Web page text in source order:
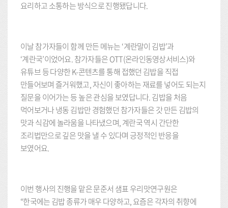
요리하고 소통하는 방식으로 진행됐답니다.
이날 참가자들이 함께 만든 메뉴는 ‘계란말이 김밥’과
‘계란국’이었어요. 참가자들은 OTT(온라인동영상서비스)와
유튜브 등 다양한 K-콘텐츠를 통해 접했던 김밥을 직접
만들어보며 즐거워했고, 자신이 좋아하는 재료를 넣어도 되는지
질문을 이어가는 등 높은 관심을 보였답니다. 김밥을 처음
먹어보거나 냉동 김밥만 경험했던 참가자들은 갓 만든 김밥의
맛과 식감에 놀라움을 나타냈으며, 계란국 역시 간단한
조리법만으로 깊은 맛을 낼 수 있다며 긍정적인 반응을
보였어요.
이번 행사의 진행을 맡은 문준서 샘표 우리맛연구원은
“한국에는 김밥 종류가 매우 다양하고, 요즘은 각자의 취향에